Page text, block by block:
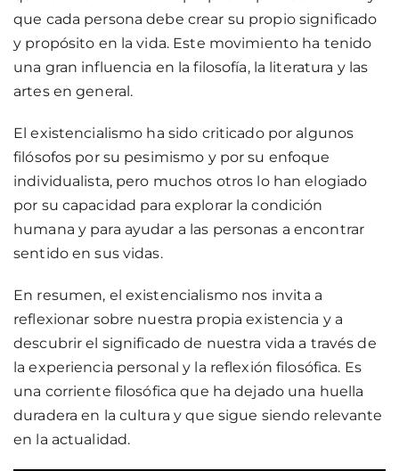
que cada persona debe crear su propio significado
y propósito en la vida. Este movimiento ha tenido
una gran influencia en la filosofía, la literatura y las
artes en general.
El existencialismo ha sido criticado por algunos
filósofos por su pesimismo y por su enfoque
individualista, pero muchos otros lo han elogiado
por su capacidad para explorar la condición
humana y para ayudar a las personas a encontrar
sentido en sus vidas.
En resumen, el existencialismo nos invita a
reflexionar sobre nuestra propia existencia y a
descubrir el significado de nuestra vida a través de
la experiencia personal y la reflexión filosófica. Es
una corriente filosófica que ha dejado una huella
duradera en la cultura y que sigue siendo relevante
en la actualidad.